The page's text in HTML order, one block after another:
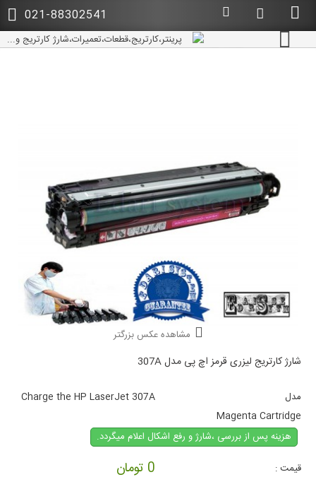
021-88302541
مشاهده عکس بزرگتر
شارژ کارتریج لیزری قرمز اچ پی مدل 307A
مدل
Charge the HP LaserJet 307A
Magenta Cartridge
هزینه پس از بررسی ،شارژ و رفع اشکال اعلام میگردد.
قیمت : 0 تومان